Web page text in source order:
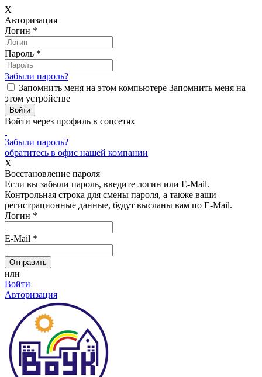
X
Авторизация
Логин *
Пароль *
Забыли пароль?
Запомнить меня на этом компьютере Запомнить меня на
этом устройстве
Войти через профиль в соцсетях
Забыли пароль?
обратитесь в офис нашей компании
X
Восстановление пароля
Если вы забыли пароль, введите логин или E-Mail.
Контрольная строка для смены пароля, а также ваши
регистрационные данные, будут высланы вам по E-Mail.
Логин *
E-Mail *
или
Войти
Авторизация